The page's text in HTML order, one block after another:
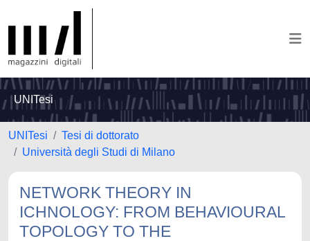
UNITesi
UNITesi
Tesi di dottorato
Università degli Studi di Milano
NETWORK THEORY IN
ICHNOLOGY: FROM BEHAVIOURAL
TOPOLOGY TO THE